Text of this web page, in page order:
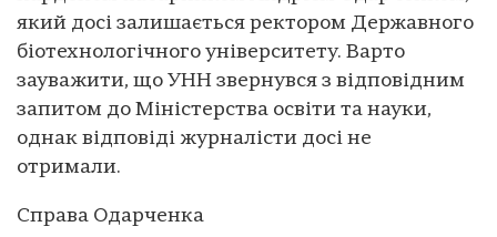
який досі залишається ректором Державного
біотехнологічного університету. Варто
зауважити, що УНН звернувся з відповідним
запитом до Міністерства освіти та науки,
однак відповіді журналісти досі не
отримали.
Справа Одарченка